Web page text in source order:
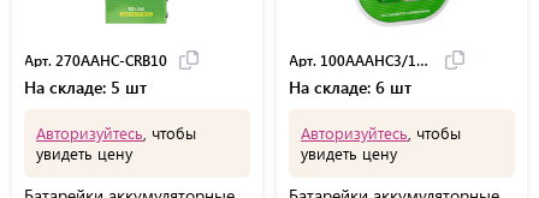
Арт. 270AAHC-CRB10
На складе: 5 шт
Авторизуйтесь , чтобы
увидеть цену
Арт. 100AAAHC3/1RGY
На складе: 6 шт
Авторизуйтесь , чтобы
увидеть цену